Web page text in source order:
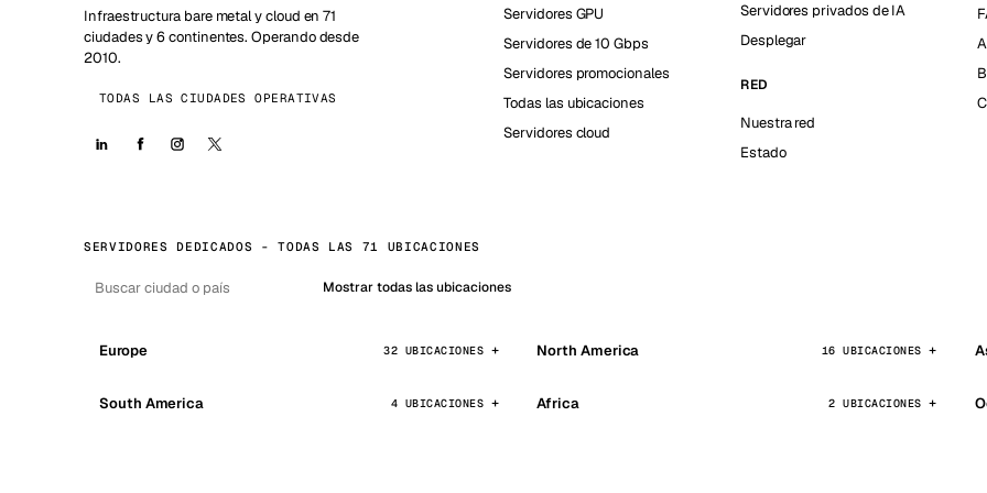
Infraestructura bare metal y cloud en 71
ciudades y 6 continentes. Operando desde
2010.
TODAS LAS CIUDADES OPERATIVAS
Servidores GPU
Servidores de 10 Gbps
Servidores promocionales
Todas las ubicaciones
Servidores cloud
Servidores privados de IA
Desplegar
RED
Nuestra red
Estado
SERVIDORES DEDICADOS - TODAS LAS 71 UBICACIONES
Mostrar todas las ubicaciones
Europe 32 UBICACIONES North America 16 UBICACIONES
South America 4 UBICACIONES Africa 2 UBICACIONES